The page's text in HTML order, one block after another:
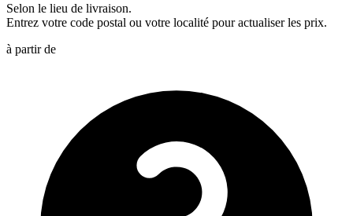
Selon le lieu de livraison.
Entrez votre code postal ou votre localité pour actualiser les prix.
à partir de